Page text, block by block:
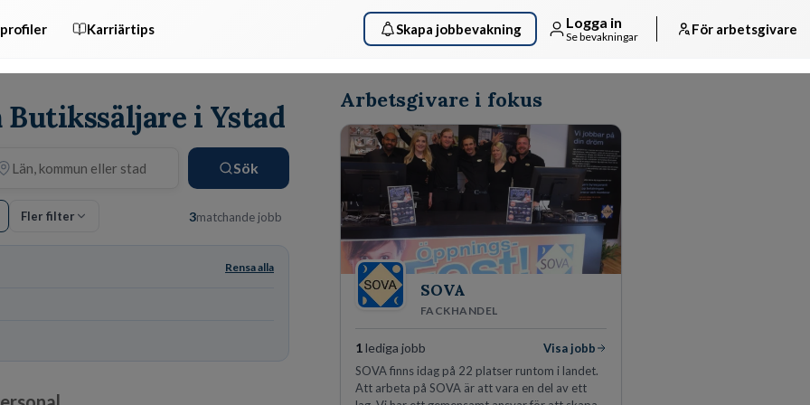
Karriärtips Skapa jobbevakning Logga in
Se bevakningar För arbetsgivare
Butikssäljare i Ystad
Sök
Fler filter 3matchande jobb
Rensa alla
Arbetsgivare i fokus
SOVA
FACKHANDEL
1lediga jobb
Visa jobb
SOVA finns idag på 22 platser runtom i landet.
Att arbeta på SOVA är att vara en del av ett